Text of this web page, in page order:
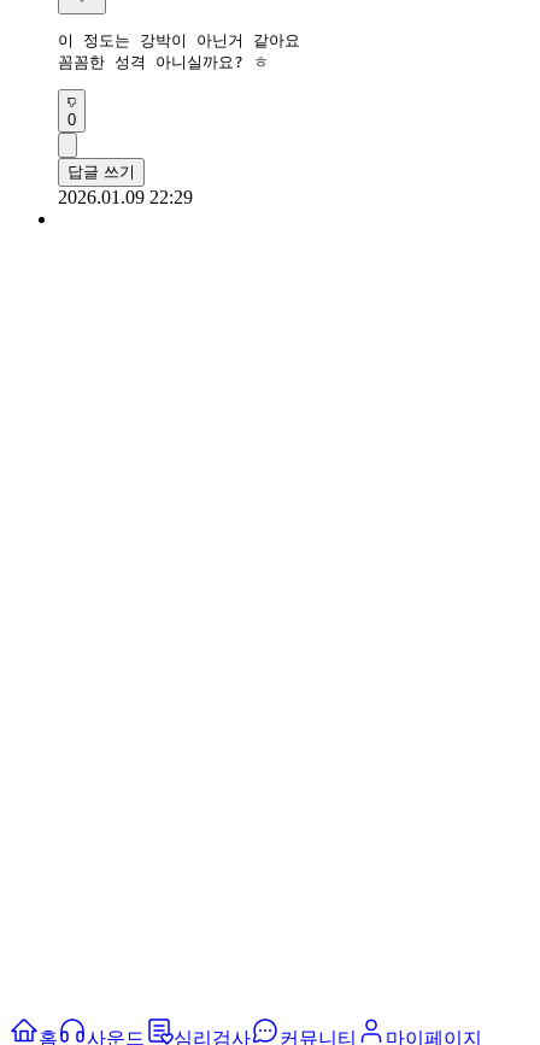
이 정도는 강박이 아닌거 같아요
꼼꼼한 성격 아니실까요? ㅎ
0
답글 쓰기
2026.01.09 22:29
홈 사운드 심리검사 커뮤니티 마이페이지